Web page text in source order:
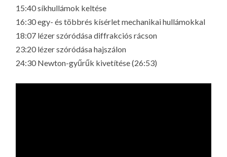
15:40 síkhullámok keltése
16:30 egy- és többrés kísérlet mechanikai hullámokkal
18:07 lézer szóródása diffrakciós rácson
23:20 lézer szóródása hajszálon
24:30 Newton-gyűrűk kivetítése (26:53)